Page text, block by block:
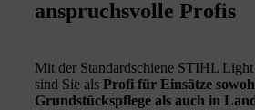
anspruchsvolle Profis
Mit der Standardschiene STIHL
sind Sie als Profi für Einsätze
Grundstückspflege als auch in